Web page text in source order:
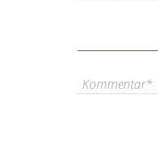
Pflichtfeld
Kommentar*